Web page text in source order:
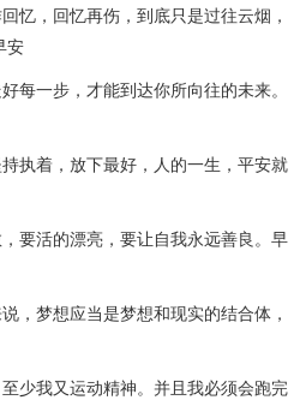
忆，回忆再伤，到底只是过往云烟，
安
每一步，才能到达你所向往的未来。
执着，放下最好，人的一生，平安就
要活的漂亮，要让自我永远善良。早
，梦想应当是梦想和现实的结合体，
少我又运动精神。并且我必须会跑完